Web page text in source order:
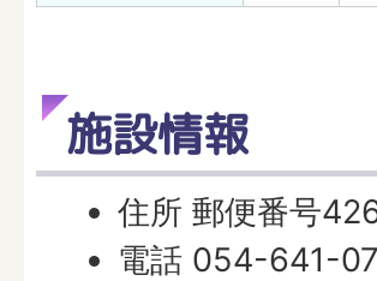
施設情報
住所 郵便番号
電話 054-641-